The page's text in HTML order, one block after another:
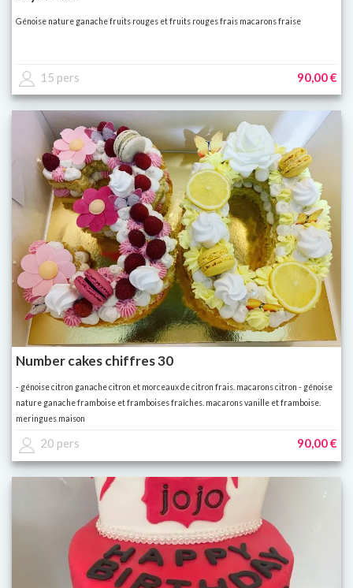
Génoise nature ganache fruits rouges et fruits rouges frais macarons fraise
15 pers 90,00 €
Number cakes chiffres 30
- génoise citron ganache citron et morceaux de citron frais. macarons citron - génoise
nature ganache framboise et framboises fraîches. macarons vanille et framboise.
meringues maison
20 pers 90,00 €